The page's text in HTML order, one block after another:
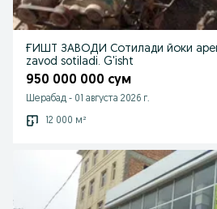
ҒИШТ ЗАВОДИ Сотилади йоки
zavod sotiladi. G'isht
950 000 000 сум
Шерабад - 01 августа 2026 г.
12 000 м²